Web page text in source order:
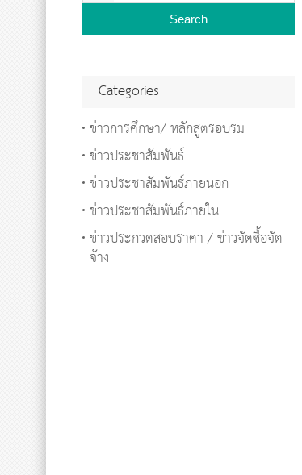
Search
Categories
ข่าวการศึกษา/ หลักสูตรอบรม
ข่าวประชาสัมพันธ์
ข่าวประชาสัมพันธ์ภายนอก
ข่าวประชาสัมพันธ์ภายใน
ข่าวประกวดสอบราคา / ข่าวจัดซื้อจัด
จ้าง